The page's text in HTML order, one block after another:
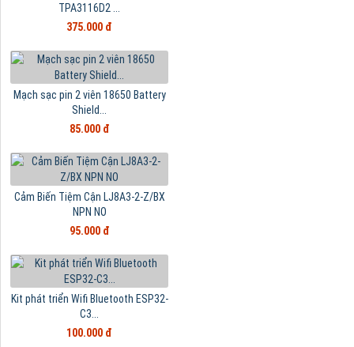
TPA3116D2 ...
375.000 đ
Mạch sạc pin 2 viên 18650 Battery
Shield...
85.000 đ
Cảm Biến Tiệm Cận LJ8A3-2-Z/BX
NPN NO
95.000 đ
Kit phát triển Wifi Bluetooth ESP32-
C3...
100.000 đ